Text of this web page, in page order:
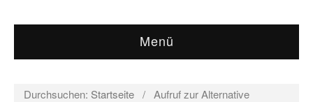
Menü
Durchsuchen: Startseite / Aufruf zur Alternative